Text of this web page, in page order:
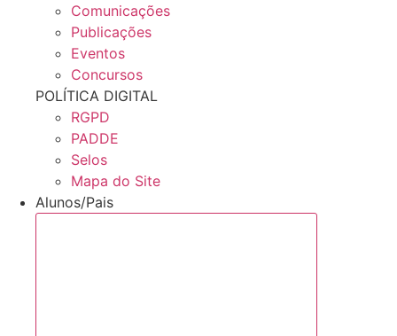
Comunicações
Publicações
Eventos
Concursos
POLÍTICA DIGITAL
RGPD
PADDE
Selos
Mapa do Site
Alunos/Pais